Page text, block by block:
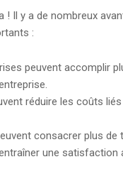
! Il y a de nombreux
:
peuvent accomplir
réduire les coûts
consacrer plus de
une satisfaction